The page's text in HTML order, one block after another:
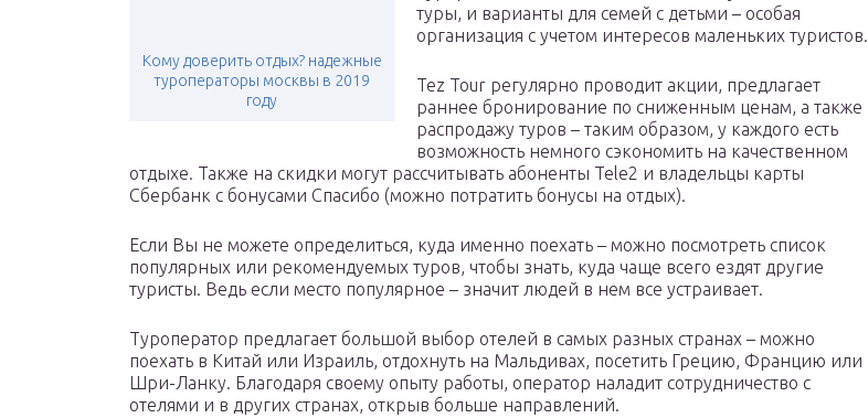
Кому доверить отдых? надежные
туроператоры москвы в 2019
году
туры, и варианты для семей с детьми – особая
организация с учетом интересов маленьких туристов.
Tez Tour регулярно проводит акции, предлагает
раннее бронирование по сниженным ценам, а также
распродажу туров – таким образом, у каждого есть
возможность немного сэкономить на качественном
отдыхе. Также на скидки могут рассчитывать абоненты Tele2 и владельцы карты
Сбербанк с бонусами Спасибо (можно потратить бонусы на отдых).
Если Вы не можете определиться, куда именно поехать – можно посмотреть список
популярных или рекомендуемых туров, чтобы знать, куда чаще всего ездят другие
туристы. Ведь если место популярное – значит людей в нем все устраивает.
Туроператор предлагает большой выбор отелей в самых разных странах – можно
поехать в Китай или Израиль, отдохнуть на Мальдивах, посетить Грецию, Францию или
Шри-Ланку. Благодаря своему опыту работы, оператор наладит сотрудничество с
отелями и в других странах, открыв больше направлений.